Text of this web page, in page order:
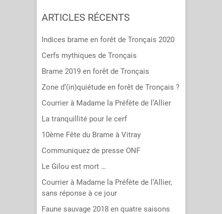
ARTICLES RÉCENTS
Indices brame en forêt de Tronçais 2020
Cerfs mythiques de Tronçais
Brame 2019 en forêt de Tronçais
Zone d’(in)quiétude en forêt de Tronçais ?
Courrier à Madame la Préfète de l’Allier
La tranquillité pour le cerf
10ème Fête du Brame à Vitray
Communiquez de presse ONF
Le Gilou est mort …
Courrier à Madame la Préfète de l’Allier,
sans réponse à ce jour
Faune sauvage 2018 en quatre saisons